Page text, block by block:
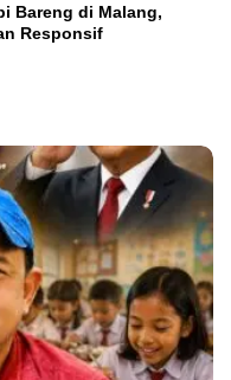
Bareng di Malang,
Responsif